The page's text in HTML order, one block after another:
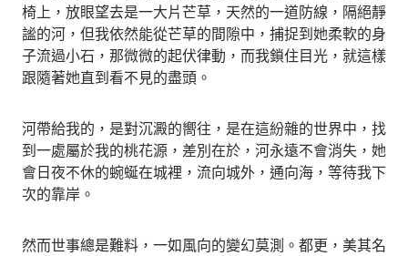
椅上，放眼望去是一大片芒草，天然的一道防線，隔絕靜
謐的河，但我依然能從芒草的間隙中，捕捉到她柔軟的身
子流過小石，那微微的起伏律動，而我鎖住目光，就這樣
跟隨著她直到看不見的盡頭。
河帶給我的，是對沉澱的嚮往，是在這紛雜的世界中，找
到一處屬於我的桃花源，差別在於，河永遠不會消失，她
會日夜不休的蜿蜒在城裡，流向城外，通向海，等待我下
次的靠岸。
然而世事總是難料，一如風向的變幻莫測。都更，美其名